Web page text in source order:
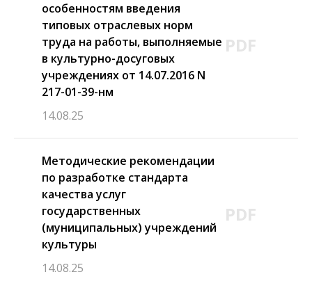
особенностям введения
типовых отраслевых норм
труда на работы, выполняемые
в культурно-досуговых
учреждениях от 14.07.2016 N
217-01-39-нм
14.08.25
PDF
Методические рекомендации
по разработке стандарта
качества услуг
государственных
(муниципальных) учреждений
культуры
14.08.25
PDF